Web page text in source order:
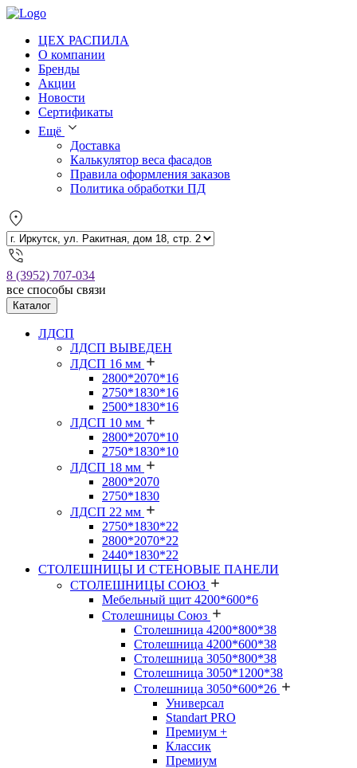
ЦЕХ РАСПИЛА
О компании
Бренды
Акции
Новости
Сертификаты
Ещё
Доставка
Калькулятор веса фасадов
Правила оформления заказов
Политика обработки ПД
8 (3952) 707-034
все способы связи
Каталог
ЛДСП
ЛДСП ВЫВЕДЕН
ЛДСП 16 мм
2800*2070*16
2750*1830*16
2500*1830*16
ЛДСП 10 мм
2800*2070*10
2750*1830*10
ЛДСП 18 мм
2800*2070
2750*1830
ЛДСП 22 мм
2750*1830*22
2800*2070*22
2440*1830*22
СТОЛЕШНИЦЫ И СТЕНОВЫЕ ПАНЕЛИ
СТОЛЕШНИЦЫ СОЮЗ
Мебельный щит 4200*600*6
Столешницы Союз
Столешница 4200*800*38
Столешница 4200*600*38
Столешница 3050*800*38
Столешница 3050*1200*38
Столешница 3050*600*26
Универсал
Standart PRO
Премиум +
Классик
Премиум